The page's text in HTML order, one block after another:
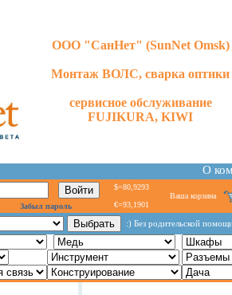
ООО "СанНет" (SunNet Omsk)
Монтаж ВОЛС, сварка оптики
сервисное обслуживание
FUJIKURA, KIWI
О
Забыл пароль
$=80,9293
€=93,1901
Ваша корзина
:) Без родительской